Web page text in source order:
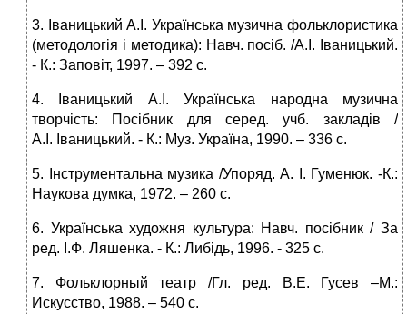
3. Іваницький А.І. Українська музична фольклористика
(методологія і методика): Навч. посіб. /А.І. Іваницький.
‑ К.: Заповіт, 1997. – 392 с.
4. Іваницький А.І. Українська народна музична
творчість: Посібник для серед. учб. закладів /
А.І. Іваницький. ‑ К.: Муз. Україна, 1990. – 336 с.
5. Інструментальна музика /Упоряд. А. І. Гуменюк. ‑К.:
Наукова думка, 1972. – 260 с.
6. Українська художня культура: Навч. посібник / За
ред. І.Ф. Ляшенка. ‑ К.: Либідь, 1996. ‑ 325 с.
7. Фольклорный театр /Гл. ред. В.Е. Гусев –М.:
Искусство, 1988. – 540 с.